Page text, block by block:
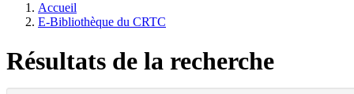
Accueil
E-Bibliothèque du CRTC
Résultats de la recherche